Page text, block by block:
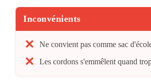
Inconvénients
Ne convient pas comme sac
Les cordons s'emmêlent quand